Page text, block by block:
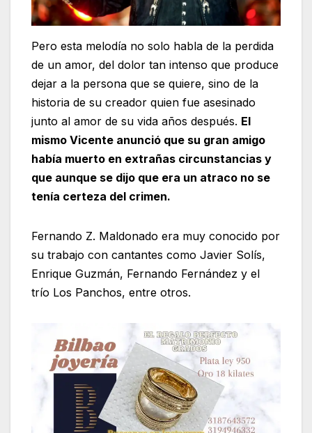
Pero esta melodía no solo habla de la perdida
de un amor, del dolor tan intenso que produce
dejar a la persona que se quiere, sino de la
historia de su creador quien fue asesinado
junto al amor de su vida años después. El
mismo Vicente anunció que su gran amigo
había muerto en extrañas circunstancias y
que aunque se dijo que era un atraco no se
tenía certeza del crimen.
Fernando Z. Maldonado era muy conocido por
su trabajo con cantantes como Javier Solís,
Enrique Guzmán, Fernando Fernández y el
trío Los Panchos, entre otros.